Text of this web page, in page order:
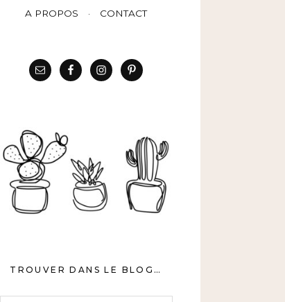
A PROPOS CONTACT
TROUVER DANS LE BLOG…